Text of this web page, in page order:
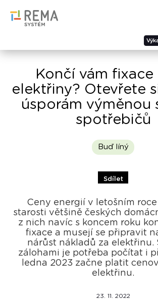
Končí vám fixace
elektřiny? Otevřete
úsporám výměnou
spotřebičů
Buď líný
Sdílet
Ceny energií v letošním
starosti většině českých
z nich navíc s koncem roku
fixace a musejí se připravit
nárůst nákladů za elektřinu.
zálohami je potřeba počítat i
ledna 2023 začne platit
elektřinu.
23. 11. 2022